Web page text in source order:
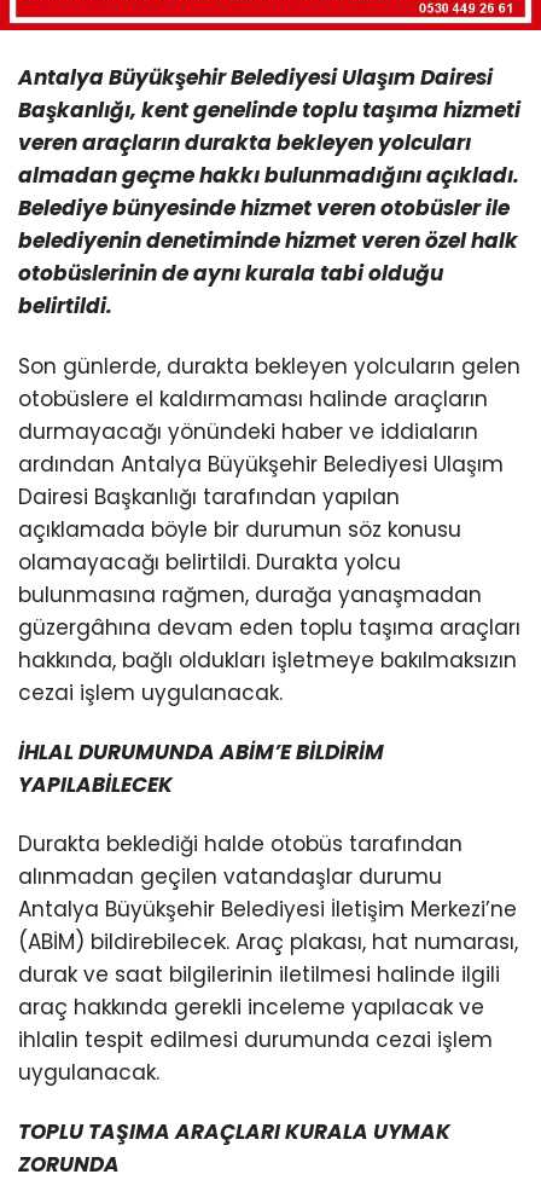
Antalya Büyükşehir Belediyesi Ulaşım Dairesi
Başkanlığı, kent genelinde toplu taşıma hizmeti
veren araçların durakta bekleyen yolcuları
almadan geçme hakkı bulunmadığını açıkladı.
Belediye bünyesinde hizmet veren otobüsler ile
belediyenin denetiminde hizmet veren özel halk
otobüslerinin de aynı kurala tabi olduğu
belirtildi.
Son günlerde, durakta bekleyen yolcuların gelen
otobüslere el kaldırmaması halinde araçların
durmayacağı yönündeki haber ve iddiaların
ardından Antalya Büyükşehir Belediyesi Ulaşım
Dairesi Başkanlığı tarafından yapılan
açıklamada böyle bir durumun söz konusu
olamayacağı belirtildi. Durakta yolcu
bulunmasına rağmen, durağa yanaşmadan
güzergâhına devam eden toplu taşıma araçları
hakkında, bağlı oldukları işletmeye bakılmaksızın
cezai işlem uygulanacak.
İHLAL DURUMUNDA ABİM’E BİLDİRİM
YAPILABİLECEK
Durakta beklediği halde otobüs tarafından
alınmadan geçilen vatandaşlar durumu
Antalya Büyükşehir Belediyesi İletişim Merkezi’ne
(ABİM) bildirebilecek. Araç plakası, hat numarası,
durak ve saat bilgilerinin iletilmesi halinde ilgili
araç hakkında gerekli inceleme yapılacak ve
ihlalin tespit edilmesi durumunda cezai işlem
uygulanacak.
TOPLU TAŞIMA ARAÇLARI KURALA UYMAK
ZORUNDA